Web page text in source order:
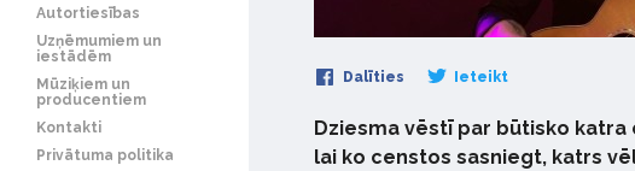
Autortiesības
Uzņēmumiem un
iestādēm
Mūziķiem un
producentiem
Kontakti
Privātuma politika
Dalīties Ieteikt
Dziesma vēstī par būtisko
lai ko censtos sasniegt, katrs